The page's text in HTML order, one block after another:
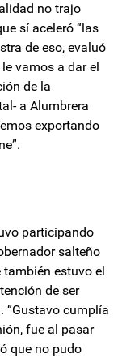
no trajo
sí aceleró “las
de eso, evaluó
vamos a dar el
de la
a Alumbrera
exportando
participando
salteño
estuvo el
de ser
“Gustavo cumplía
fue al pasar
que no pudo